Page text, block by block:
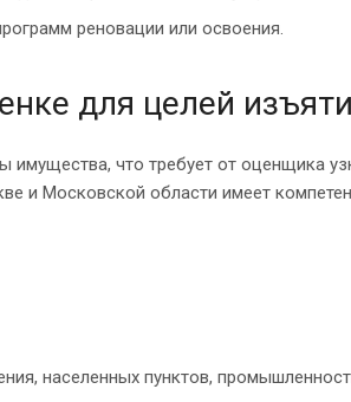
реновации или освоения.
для целей
что требует от оценщика
и Московской области имеет
населенных пунктов,